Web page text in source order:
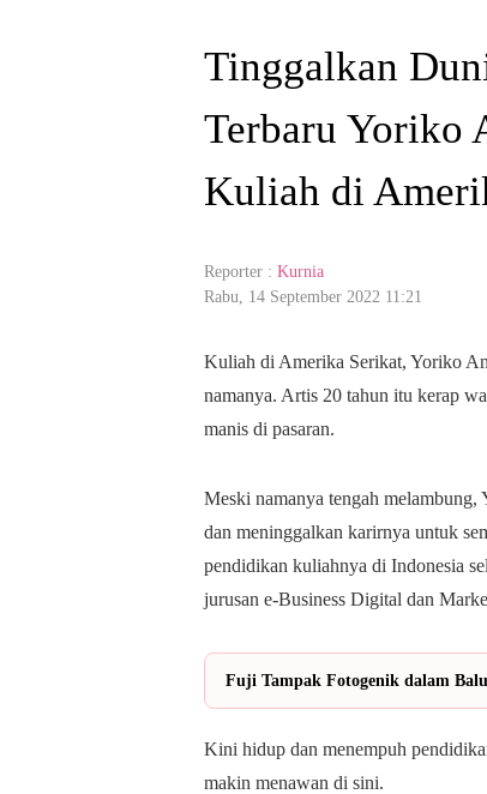
Tinggalkan
Terbaru Yoriko
Kuliah di
Reporter : Kurnia
Rabu, 14 September 2022 11:21
Kuliah di Amerika Serikat, Yoriko
namanya. Artis 20 tahun itu kerap
manis di pasaran.
Meski namanya tengah
dan meninggalkan karirnya untuk
pendidikan kuliahnya di Indonesia
jurusan e-Business Digital dan
Fuji Tampak Fotogenik dalam
Kini hidup dan menempuh
makin menawan di sini.